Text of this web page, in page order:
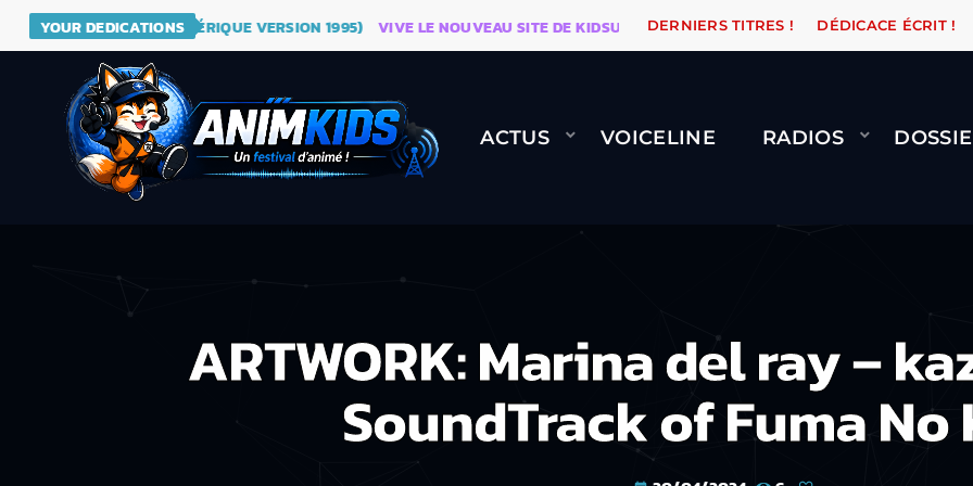
YOUR DEDICATIONS
BALL (GÉNÉRIQUE VERSION 1995) VIVE LE NOUVEAU SITE DE KIDSUNE WARÉTRO ORANGE ROAD QUI
DERNIERS TITRES ! DÉDICACE ÉCRIT !
ACTUS VOICELINE RADIOS
ARTWORK: Marina del ray –
SoundTrack of Fuma